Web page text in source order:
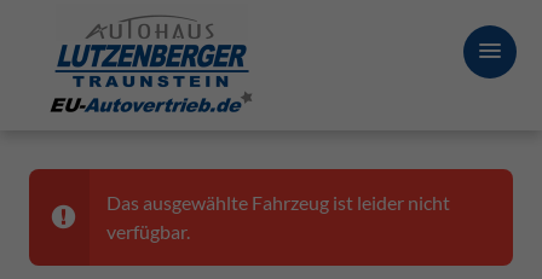
Das ausgewählte Fahrzeug ist leider nicht
verfügbar.